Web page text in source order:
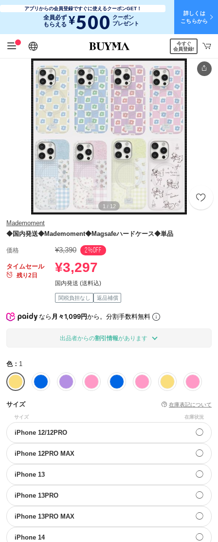
アプリからの会員登録ですぐに使えるクーポンGET！
全員必ず
もらえる ¥500 クーポン
プレゼント
詳しくは
こちらから
日本語
English
简体中文
繁體中文
今すぐ
会員登録!
1 / 12
Mademoment
◆国内発送◆Mademoment◆Magsafeハードケース◆単品
価格 ¥3,390 2%OFF
タイムセール
残り2日
¥3,297
国内発送 (送料込)
関税負担なし 返品補償
なら月々1,099円から。分割手数料無料
出品者からの割引情報があります
色： 1
サイズ 在庫表記について
サイズ 在庫状況
iPhone 12/12PRO ◯
iPhone 12PRO MAX ◯
iPhone 13 ◯
iPhone 13PRO ◯
iPhone 13PRO MAX ◯
iPhone 14 ◯